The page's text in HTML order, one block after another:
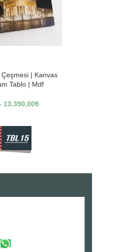
| Kanvas
Tablo | Mdf
13.390,00₺